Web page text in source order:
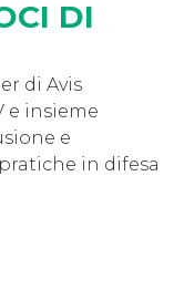
DI
di Avis
e insieme
e
in difesa